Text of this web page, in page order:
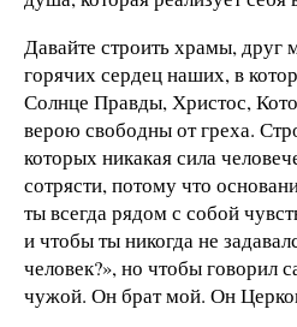
Давайте строить храмы,
горячих сердец наших, в
Солнце Правды, Христос,
верою свободны от греха.
которых никакая сила
сотрясти, потому что
ты всегда рядом с собой
и чтобы ты никогда не
человек?», но чтобы говорил
чужой. Он брат мой. Он